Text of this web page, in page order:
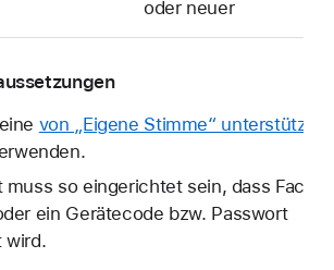
oder neuer
von „Eigene Stimme“ unterstützte
muss so eingerichtet sein, dass Face
ein Gerätecode bzw. Passwort
wird.